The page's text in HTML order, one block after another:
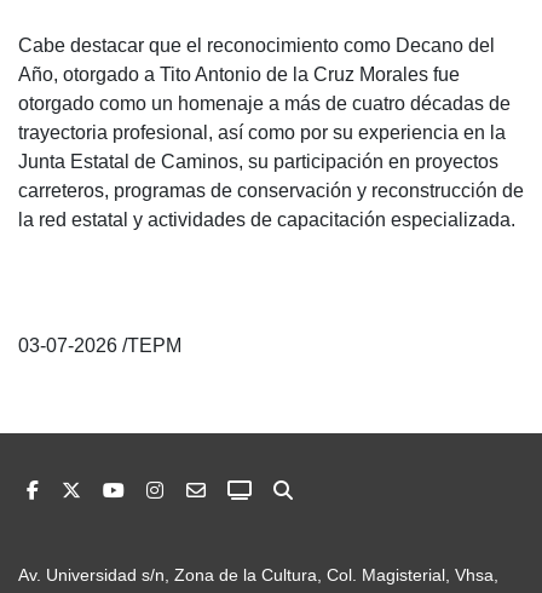
Cabe destacar que el reconocimiento como Decano del
Año, otorgado a Tito Antonio de la Cruz Morales fue
otorgado como un homenaje a más de cuatro décadas de
trayectoria profesional, así como por su experiencia en la
Junta Estatal de Caminos, su participación en proyectos
carreteros, programas de conservación y reconstrucción de
la red estatal y actividades de capacitación especializada.
03-07-2026 /TEPM
Av. Universidad s/n, Zona de la Cultura, Col. Magisterial, Vhsa,